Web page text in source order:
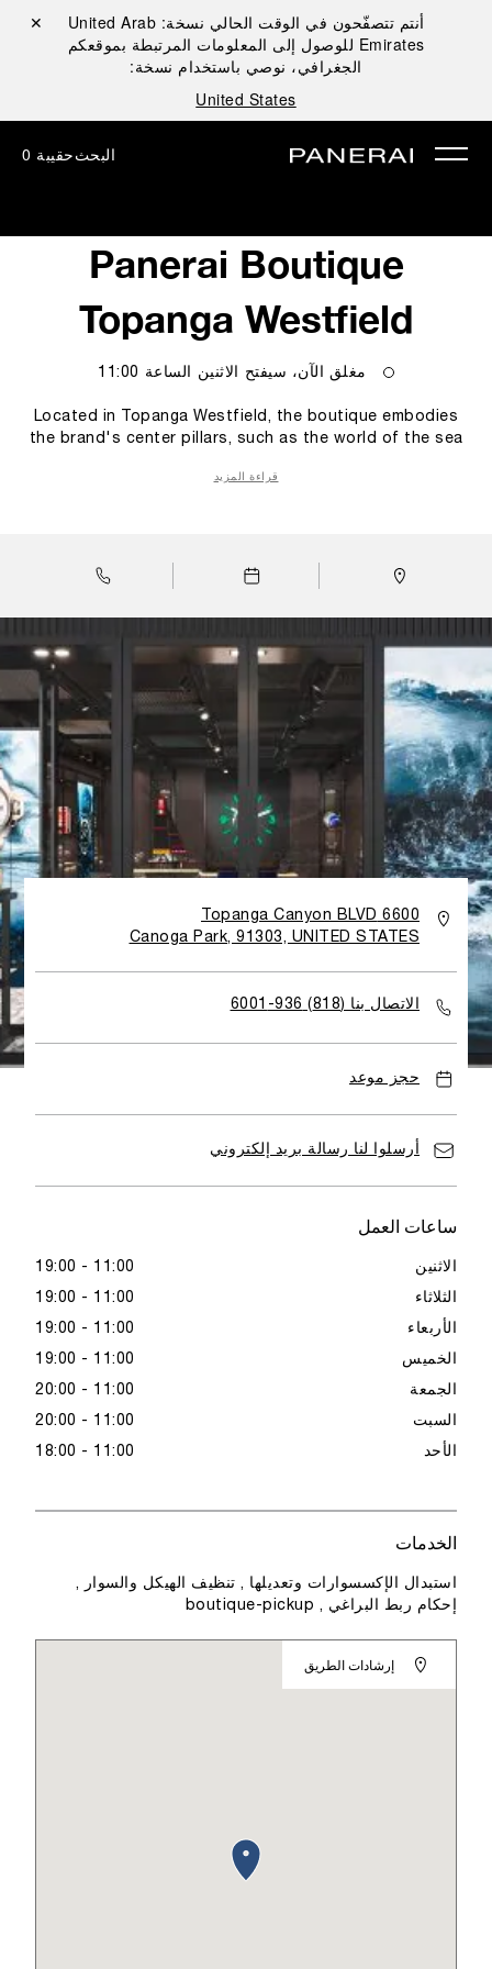
أنتم تتصفّحون في الوقت الحالي نسخة: United Arab
Emirates للوصول إلى المعلومات المرتبطة بموقعكم
الجغرافي، نوصي باستخدام نسخة:
United States
إغلاق ✕
البحثحقيبة 0
Panerai Boutique
Topanga Westfield
مغلق الآن، سيفتح الاثنين الساعة 11:00
Located in Topanga Westfield, the boutique embodies
the brand's center pillars, such as the world of the sea
Modern Heroes. These elements blend seamlessly to
the boutique, the iconic luminescent clock, retro
illuminated to recall the Super-Luminova® fluorescence,
a shared feature in all Panerai watches will grab your
attention. The layout is designed to narrate the brand’s
story, accompanying customers through the different
collections of the Panerai universe. While shopping,
clients are immersed in a world of technical prowess
and welcomed by the inimitable allure of Italian
hospitality.
قراءة المزيد
6600 Topanga Canyon BLVD
Canoga Park, 91303, UNITED STATES
الاتصال بنا (818) 936-6001
حجز موعد
أرسلوا لنا رسالة بريد إلكتروني
ساعات العمل
الاثنين 11:00 - 19:00
الثلاثاء 11:00 - 19:00
الأربعاء 11:00 - 19:00
الخميس 11:00 - 19:00
الجمعة 11:00 - 20:00
السبت 11:00 - 20:00
الأحد 11:00 - 18:00
إرشادات الطريق
الخدمات
استبدال الإكسسوارات وتعديلها , تنظيف الهيكل والسوار ,
إحكام ربط البراغي , boutique-pickup